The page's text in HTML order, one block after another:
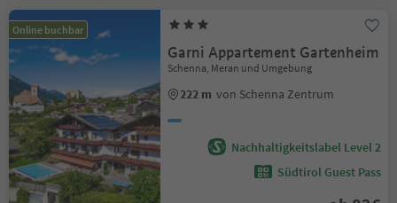
Online buchbar
Garni Appartement Gartenheim
Schenna, Meran und Umgebung
222 m von Schenna Zentrum
Nachhaltigkeitslabel Level 2
Südtirol Guest Pass